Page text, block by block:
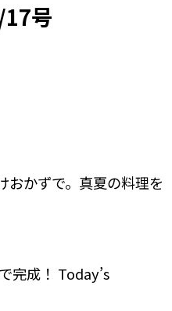
号
かずで。真夏の料理を
完成！ Today’s